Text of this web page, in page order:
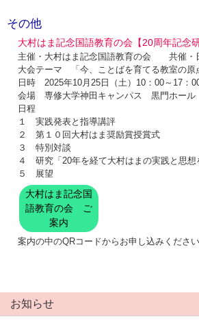
その他
大村はま記念国語教育の会【20周年記念
主催・大村はま記念国語教育の会 共催・
大会テーマ 「今、ことばを育てる教室の原
日時 2025年10月25日（土）10：00～17：
会場 専修大学神田キャンパス 黒門ホール
日程
１ 実践発表と指導講評
２ 第１０回大村はま奨励賞授賞式
３ 特別対談
４ 研究「20年を経て大村はまの実践と思想
５ 展望
大村はま記念国
語教育の会 ご
案内
案内の中のQRコードからお申し込みくださ
お知らせ